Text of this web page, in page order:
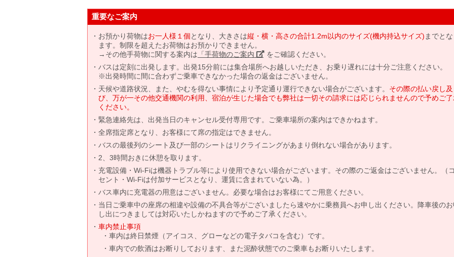
重要なご案内
お預かり荷物はお一人様１個となり、大きさは縦・横・高さの合計1.2m以内のサイズ(機内持込サイズ) までと
ます。制限を超えたお荷物はお預かりできません。
→その他手荷物に関する案内は 「手荷物のご案内」 をご確認ください。
バスは定刻に出発します。出発15分前には集合場所へお越しいただき、お乗り遅れには十分ご注意ください。
※出発時間に間に合わずご乗車できなかった場合の返金はございません。
天候や道路状況、また、やむを得ない事情により予定通り運行できない場合がございます。 その際の払い戻し及
び、万が一その他交通機関の利用、宿泊が生じた場合でも弊社は一切その請求には応じられませんので予めご
ください。
緊急連絡先は、出発当日のキャンセル受付専用です。ご乗車場所の案内はできかねます。
全席指定席となり、お客様にて席の指定はできません。
バスの最後列のシート及び一部のシートはリクライニングがあまり倒れない場合があります。
2、3時間おきに休憩を取ります。
充電設備・Wi-Fiは機器トラブル等により使用できない場合がございます。その際のご返金はございません。（
セント・Wi-Fiは付加サービスとなり、運賃に含まれていない為。）
バス車内に充電器の用意はございません。必要な場合はお客様にてご用意ください。
当日ご乗車中の座席の相違や設備の不具合等がございましたら速やかに乗務員へお申し出ください。降車後の
し出につきましては対応いたしかねますので予めご了承ください。
車内禁止事項
車内は終日禁煙（アイコス、グローなどの電子タバコを含む）です。
車内での飲酒はお断りしております、また泥酔状態でのご乗車もお断りいたします。